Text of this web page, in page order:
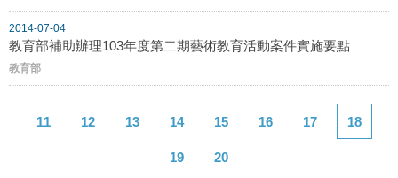
2014-07-04
教育部補助辦理103年度第二期藝術教育活動案件實施要點
教育部
11 12 13 14 15 16 17 18
19 20